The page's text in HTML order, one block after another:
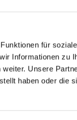
für
Informationen zu
Unsere
haben oder die
des
Wirksamkeit